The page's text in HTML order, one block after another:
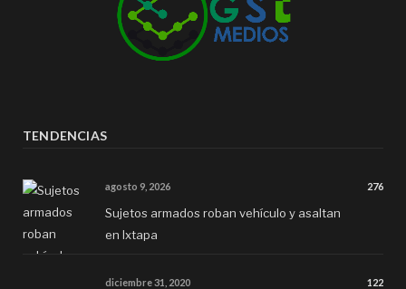
TENDENCIAS
agosto 9, 2026 276
Sujetos armados roban vehículo y asaltan
en Ixtapa
diciembre 31, 2020 122